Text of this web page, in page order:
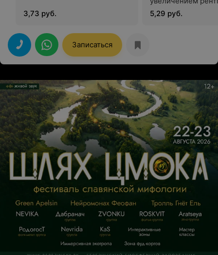
3,73 руб.
изображения
5,29 руб.
Записаться